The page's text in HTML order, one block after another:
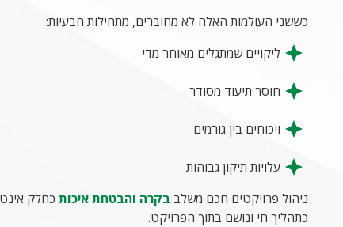
כששני העולמות האלה לא מחוברים, מתחילות הבעיות:
ליקויים שמתגלים מאוחר מדי
חוסר תיעוד מסודר
ויכוחים בין גורמים
עלויות תיקון גבוהות
ניהול פרויקטים חכם משלב בקרה והבטחת איכות כחלק
כתהליך חי ונושם בתוך הפרויקט.